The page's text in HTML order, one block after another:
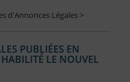
d'Annonces Légales >
PUBLIÉES EN
LE NOUVEL